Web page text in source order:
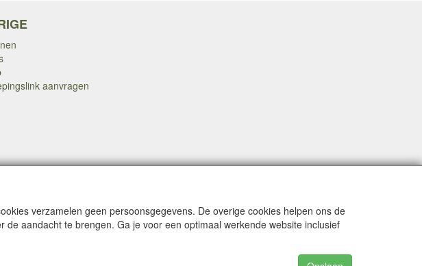
aanvragen
verzamelen geen persoonsgegevens. De overige cookies helpen ons de
aandacht te brengen. Ga je voor een optimaal werkende website inclusief